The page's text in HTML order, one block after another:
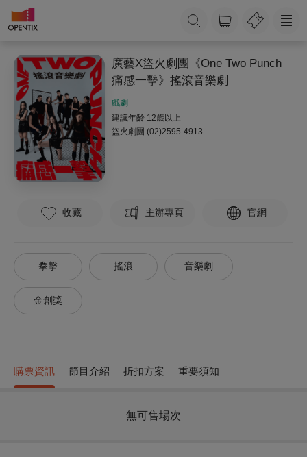
廣藝X盜火劇團《One Two Punch
痛感一擊》搖滾音樂劇
戲劇
建議年齡 12歲以上
盜火劇團 (02)2595-4913
收藏 主辦專頁 官網
拳擊 搖滾 音樂劇
金創獎
購票資訊 節目介紹 折扣方案 重要須知
無可售場次